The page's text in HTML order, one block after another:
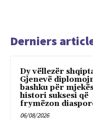
Derniers
Dy vëllezër
Gjenevë
bashku për
histori suksesi që
frymëzon
06/08/2026